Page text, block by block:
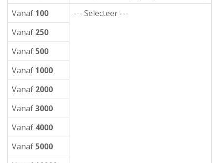
Vanaf 100
--- Selecteer ---
Vanaf 250
Vanaf 500
Vanaf 1000
Vanaf 2000
Vanaf3000
Vanaf 4000
Vanaf 5000